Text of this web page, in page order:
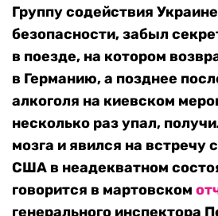
Группу содействия
безопасности, забыл
в поезде, на котором
в Германию, а позднее
алкоголя на киевском
несколько раз упал,
мозга и явился на встречу
США в неадекватном
говорится в мартовском
генерального инспектора